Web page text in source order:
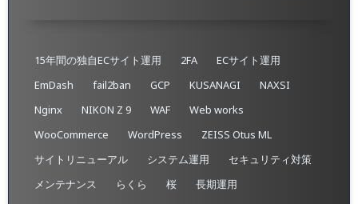
15年間の独自ECサイト運用 2FA
ECサイト運用
EmDash
fail2ban GCP KUSANAGI
NAXSI
Nginx
NIKON Z 9 WAF
Web works
WooCommerce
WordPress
ZEISS Otus ML
サイトリニューアル
システム運用
セキュリティ対策
メンテナンス
らくら 桜 長期運用